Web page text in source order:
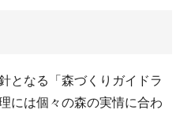
となる「森づくりガイドラ
には個々の森の実情に合わ